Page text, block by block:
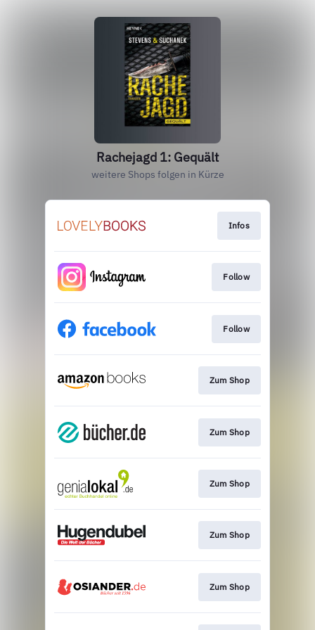
Rachejagd 1: Gequält
weitere Shops folgen in Kürze
Infos
Follow
Follow
Zum Shop
Zum Shop
Zum Shop
Zum Shop
Zum Shop